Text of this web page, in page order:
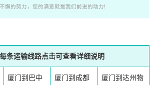
懈的努力，您的满意就是我们前进的动力!
条运输线路点击可查看详细说明
厦门到巴中
厦门到成都
厦门到达州物